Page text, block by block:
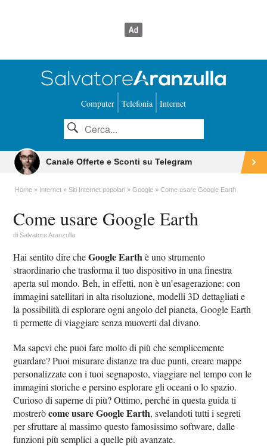
Computer Telefonia Internet
Canale Offerte e Sconti su Telegram
Home Internet Siti Internet popolari Google Come usare Google Earth
Come usare Google Earth
diSalvatore Aranzulla
Hai sentito dire cheGoogle Earthè uno strumento
straordinario che trasforma il tuo dispositivo in una finestra
aperta sul mondo. Beh, in effetti, non è un’esagerazione: con
immagini satellitari in alta risoluzione, modelli 3D dettagliati e
la possibilità di esplorare ogni angolo del pianeta, Google Earth
ti permette di viaggiare senza muoverti dal divano.
Ma sapevi che puoi fare molto di più che semplicemente
guardare? Puoi misurare distanze tra due punti, creare mappe
personalizzate con i tuoi segnaposto, viaggiare nel tempo con le
immagini storiche e persino esplorare gli oceani o lo spazio.
Curioso di saperne di più? Ottimo, perché in questa guida ti
mostreròcome usare Google Earth, svelandoti tutti i segreti
per sfruttare al massimo questo famosissimo software, dalle
funzioni più semplici a quelle più avanzate.